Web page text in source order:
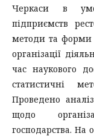
Черкаси в
підприємств
методи та форми
організації
час наукового
статистичні
Проведено
щодо
господарства. На